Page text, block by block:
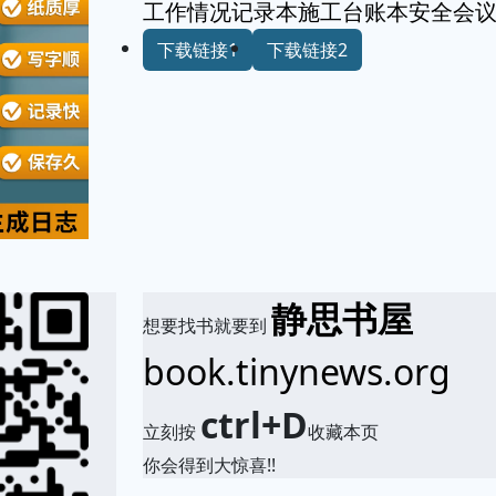
工作情况记录本施工台账本安全会
下载链接1 下载链接2
想要找书就要到静思书屋
book.tinynews.org
立刻按 ctrl+D收藏本页
你会得到大惊喜!!